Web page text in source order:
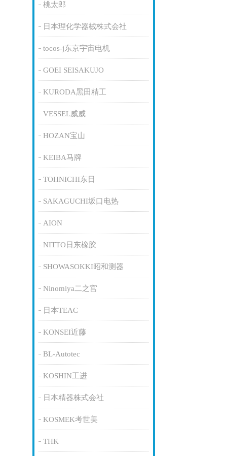
桃太郎
日本理化学器械株式会社
tocos-j东京宇宙电机
GOEI SEISAKUJO
KURODA黑田精工
VESSEL威威
HOZAN宝山
KEIBA马牌
TOHNICHI东日
SAKAGUCHI坂口电热
AION
NITTO日东橡胶
SHOWASOKKI昭和测器
Ninomiya二之宫
日本TEAC
KONSEI近藤
BL-Autotec
KOSHIN工进
日本精器株式会社
KOSMEK考世美
THK